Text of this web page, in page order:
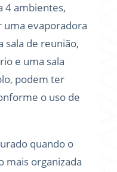
4 ambientes,
uma evaporadora
sala de reunião,
e uma sala
podem ter
o uso de
quando o
mais organizada